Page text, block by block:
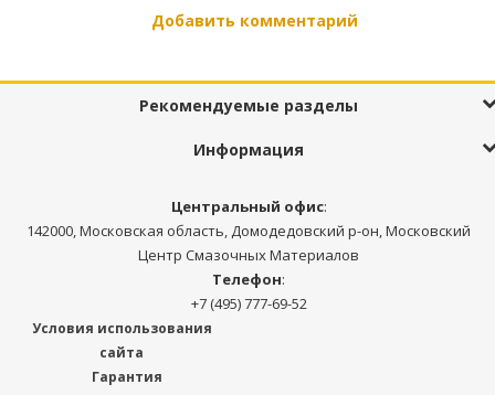
Добавить комментарий
Рекомендуемые разделы
Информация
Центральный офис:
142000, Московская область, Домодедовский р-он, Московский
Центр Смазочных Материалов
Телефон:
+7 (495) 777-69-52
Условия использования
сайта
Гарантия